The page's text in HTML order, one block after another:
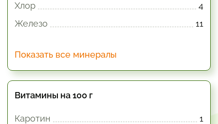
Хлор
4
Железо
11
Показать все минералы
Витамины на 100 г
Каротин
1